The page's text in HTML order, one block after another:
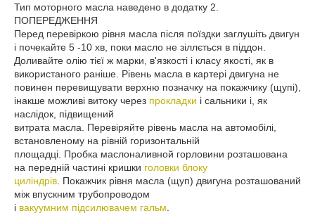
Тип моторного масла наведено в додатку 2.
ПОПЕРЕДЖЕННЯ
Перед перевіркою рівня масла після поїздки заглушіть двигун
і почекайте 5 -10 хв, поки масло не зіллється в піддон.
Доливайте олію тієї ж марки, в'язкості і класу якості, як в
використаного раніше. Рівень масла в картері двигуна не
повинен перевищувати верхню позначку на покажчику (щупі),
інакше можливі витоку через прокладки і сальники і, як
наслідок, підвищений
витрата масла. Перевіряйте рівень масла на автомобілі,
встановленому на рівній горизонтальній
площадці. Пробка маслоналивной горловини розташована
на передній частині кришки головки блоку
циліндрів . Покажчик рівня масла (щуп) двигуна розташований
між впускним трубопроводом
і вакуумним підсилювачем гальм